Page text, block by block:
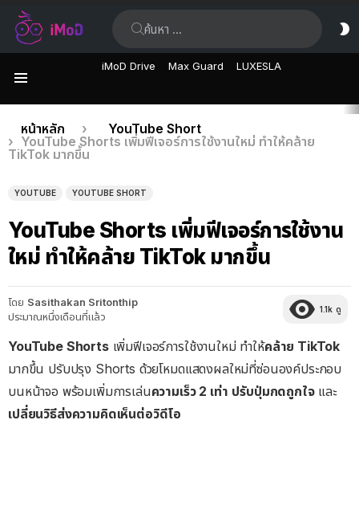
iMoD Drive Max Guard LUXESLA
เรื่อง
ล่าสุด
คุณอยู่ที่นี่:
หน้าหลัก
YouTube Short
YouTube Shorts เพิ่มฟีเจอร์การใช้งานใหม่ ทำให้คล้าย
TikTok มากขึ้น
YOUTUBE YOUTUBE SHORT
YouTube Shorts เพิ่มฟีเจอร์การใช้งาน
ใหม่ ทำให้คล้าย TikTok มากขึ้น
โดย Sasithakan Sritonthip
ประมาณหนึ่งเดือนที่แล้ว
1.1k ดู
YouTube Shortsเพิ่มฟีเจอร์การใช้งานใหม่ ทำให้คล้าย TikTok
มากขึ้น ปรับปรุง Shorts ด้วยโหมดแสดงผลใหม่ที่ซ่อนองค์ประกอบ
บนหน้าจอ พร้อมเพิ่มการเล่นความเร็ว 2 เท่า ปรับปุ่มกดถูกใจและ
เปลี่ยนวิธีส่งความคิดเห็นต่อวิดีโอ